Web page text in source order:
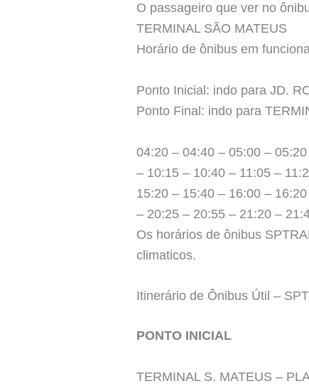
O passageiro que ver no
TERMINAL SÃO MATEUS
Horário de ônibus em
Ponto Inicial: indo para JD.
Ponto Final: indo para
04:20 – 04:40 – 05:00 –
– 10:15 – 10:40 – 11:05 –
15:20 – 15:40 – 16:00 –
– 20:25 – 20:55 – 21:20 –
Os horários de ônibus
climaticos.
Itinerário de Ônibus Útil –
PONTO INICIAL
TERMINAL S. MATEUS –